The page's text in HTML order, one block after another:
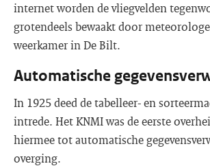
internet worden de vliegvelden
grotendeels bewaakt door
weerkamer in De Bilt.
Automatische
In 1925 deed de tabelleer- en
intrede. Het KNMI was de eerste
hiermee tot automatische
overging.